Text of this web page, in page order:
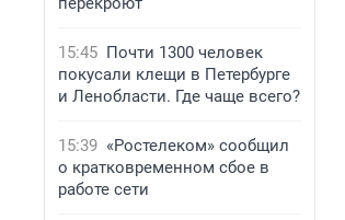
15:45 Почти 1300 человек
покусали клещи в Петербурге
и Ленобласти. Где чаще всего?
15:39 «Ростелеком» сообщил
о кратковременном сбое в
работе сети